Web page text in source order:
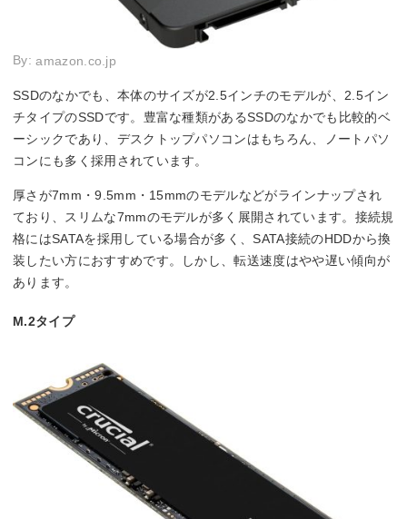
By:amazon.co.jp
SSDのなかでも、本体のサイズが2.5インチのモデルが、2.5イン
チタイプのSSDです。豊富な種類があるSSDのなかでも比較的ベ
ーシックであり、デスクトップパソコンはもちろん、ノートパソ
コンにも多く採用されています。
厚さが7mm・9.5mm・15mmのモデルなどがラインナップされ
ており、スリムな7mmのモデルが多く展開されています。接続規
格にはSATAを採用している場合が多く、SATA接続のHDDから換
装したい方におすすめです。しかし、転送速度はやや遅い傾向が
あります。
M.2タイプ